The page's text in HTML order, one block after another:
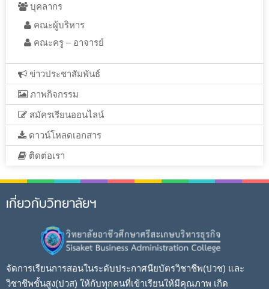
บุคลากร
คณะผู้บริหาร
คณะครู – อาจารย์
ข่าวประชาสัมพันธ์
ภาพกิจกรรม
สมัครเรียนออนไลน์
ดาวน์โหลดเอกสาร
ติดต่อเรา
เกี่ยวกับวิทยาลัยฯ
จัดการเรียนการสอนในระดับประกาศนียบัตรวิชาชีพ(ปวช) และ
วิชาชีพชั้นสูง(ปวส) ให้กับทุกคนที่เข้าเรียนให้มีคุณภาพ เกิด